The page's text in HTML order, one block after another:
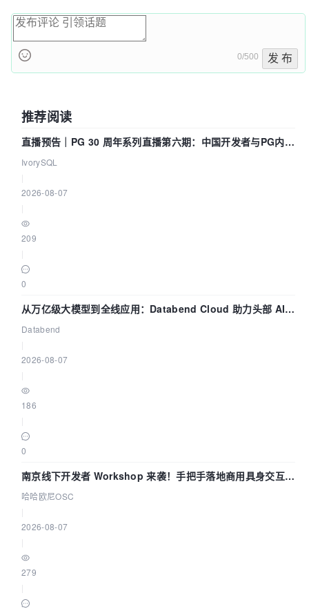
0/500 发 布
推荐阅读
直播预告｜PG 30 周年系列直播第六期：中国开发者与PG内核
——我们改得动吗？我们贡献了什么？
IvorySQL
2026-08-07
209
0
从万亿级大模型到全线应用：Databend Cloud 助力头部 AI
企业构建全链路 Trace 数据管道
Databend
2026-08-07
186
0
南京线下开发者 Workshop 来袭！手把手落地商用具身交互智
能 Agent 应用
哈哈欧尼OSC
2026-08-07
279